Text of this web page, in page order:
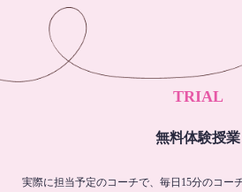
TRIAL
無料体験授業
実際に担当予定のコーチで、毎日15分のコー